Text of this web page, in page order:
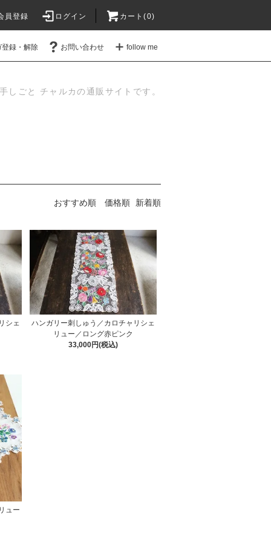
員登録 ログイン カート(0)
登録・解除 お問い合わせ follow me
しごと チャルカの通販サイトです。
おすすめ順 価格順 新着順
シェ
ハンガリー刺しゅう／カロチャリシェ
リュー／ロング赤ピンク
33,000円(税込)
ュー